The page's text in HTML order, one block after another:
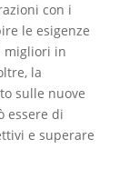
con i
le esigenze
migliori in
la
sulle nuove
essere di
e superare